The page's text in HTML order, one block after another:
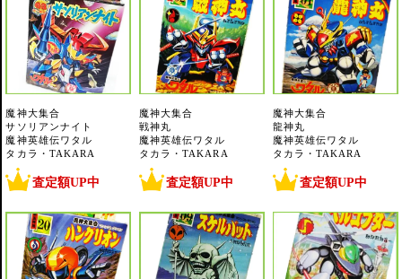
魔神大集合
サソリアンナイト
魔神英雄伝ワタル
タカラ・TAKARA
査定額UP中
魔神大集合
戦神丸
魔神英雄伝ワタル
タカラ・TAKARA
査定額UP中
魔神大集合
龍神丸
魔神英雄伝ワタル
タカラ・TAKARA
査定額UP中